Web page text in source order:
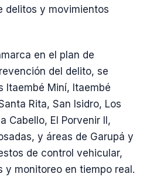
delitos y movimientos
en el plan de
del delito, se
Itaembé Miní, Itaembé
Rita, San Isidro, Los
Cabello, El Porvenir II,
y áreas de Garupá y
de control vehicular,
y monitoreo en tiempo real.